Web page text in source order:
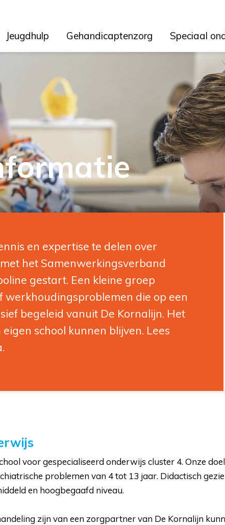
Jeugdhulp Gehandicaptenzorg Speciaal
en expertise te delen over
het Samenwerkingsverband
gestart. Een kleine groep
die op een
begeleid vanuit De Kornalijn. Het
school kunnen blijven. Lees
voor gespecialiseerd onderwijs cluster 4. Onze
problemen van 4 tot 13 jaar. Didactisch
en hoogbegaafd niveau.
zijn van een zorgpartner van De Kornalijn